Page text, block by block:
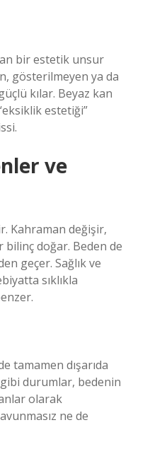
bir estetik unsur
gösterilmeyen ya da
kılar. Beyaz kan
estetiği”
ve
Kahraman değişir,
bilinç doğar. Beden de
geçer. Sağlık ve
sıklıkla
tamamen dışarıda
durumlar, bedenin
olarak
ne de